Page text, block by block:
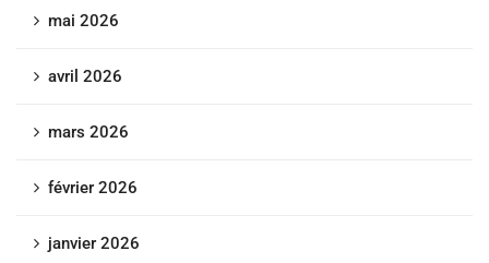
mai 2026
avril 2026
mars 2026
février 2026
janvier 2026